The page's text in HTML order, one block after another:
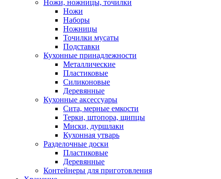
Ножи, ножницы, точилки
Ножи
Наборы
Ножницы
Точилки мусаты
Подставки
Кухонные принадлежности
Металлические
Пластиковые
Силиконовые
Деревянные
Кухонные аксессуары
Сита, мерные емкости
Терки, штопора, щипцы
Миски, дуршлаки
Кухонная утварь
Разделочные доски
Пластиковые
Деревянные
Контейнеры для приготовления